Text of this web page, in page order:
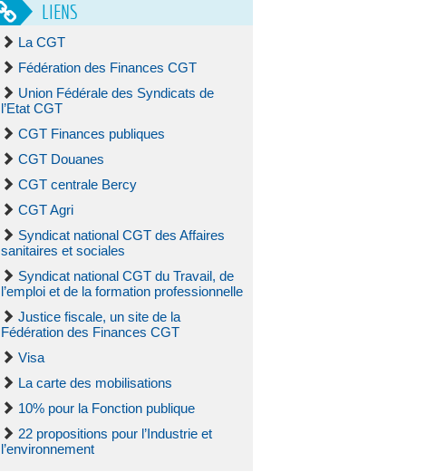
LIENS
La CGT
Fédération des Finances CGT
Union Fédérale des Syndicats de
l’Etat CGT
CGT Finances publiques
CGT Douanes
CGT centrale Bercy
CGT Agri
Syndicat national CGT des Affaires
sanitaires et sociales
Syndicat national CGT du Travail, de
l’emploi et de la formation professionnelle
Justice fiscale, un site de la
Fédération des Finances CGT
Visa
La carte des mobilisations
10% pour la Fonction publique
22 propositions pour l’Industrie et
l’environnement